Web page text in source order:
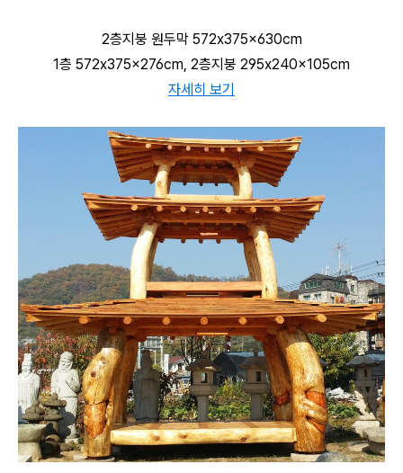
2층지붕 원두막 572x375x630cm
1층 572x375x276cm, 2층지붕 295x240x105cm
자세히 보기